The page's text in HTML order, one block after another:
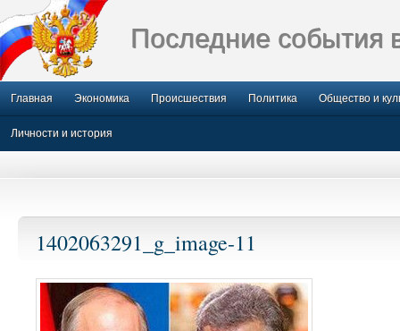
Последние события
Главная Экономика Происшествия Политика Общество и
Личности и история
1402063291_g_image-11